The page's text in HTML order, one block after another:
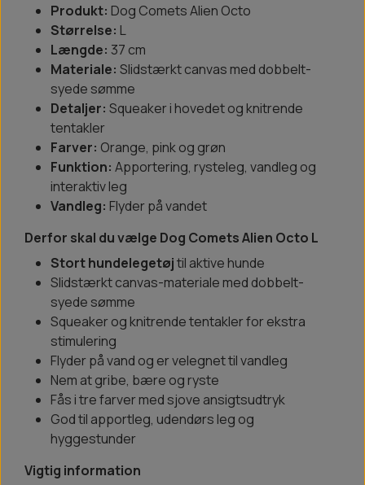
Produkt: Dog Comets Alien Octo
Størrelse: L
Længde: 37 cm
Materiale: Slidstærkt canvas med dobbelt-
syede sømme
Detaljer: Squeaker i hovedet og knitrende
tentakler
Farver: Orange, pink og grøn
Funktion: Apportering, rysteleg, vandleg og
interaktiv leg
Vandleg: Flyder på vandet
Derfor skal du vælge Dog Comets Alien Octo L
Stort hundelegetøjtil aktive hunde
Slidstærkt canvas-materiale med dobbelt-
syede sømme
Squeaker og knitrende tentakler for ekstra
stimulering
Flyder på vand og er velegnet til vandleg
Nem at gribe, bære og ryste
Fås i tre farver med sjove ansigtsudtryk
God til apportleg, udendørs leg og
hyggestunder
Vigtig information